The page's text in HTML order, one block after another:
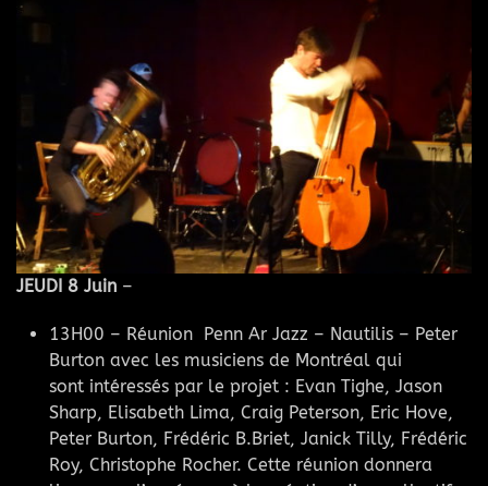
JEUDI 8 Juin –
13H00 – Réunion Penn Ar Jazz – Nautilis – Peter
Burton avec les musiciens de Montréal qui
sont intéressés par le projet : Evan Tighe, Jason
Sharp, Elisabeth Lima, Craig Peterson, Eric Hove,
Peter Burton, Frédéric B.Briet, Janick Tilly, Frédéric
Roy, Christophe Rocher. Cette réunion donnera